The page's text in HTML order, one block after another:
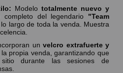
Modelo totalmente nuevo y
completo del legendario "Team
largo de toda la venda. Muestra
unvelcro extrafuerte y
propia venda, garantizando que
durante las sesiones de